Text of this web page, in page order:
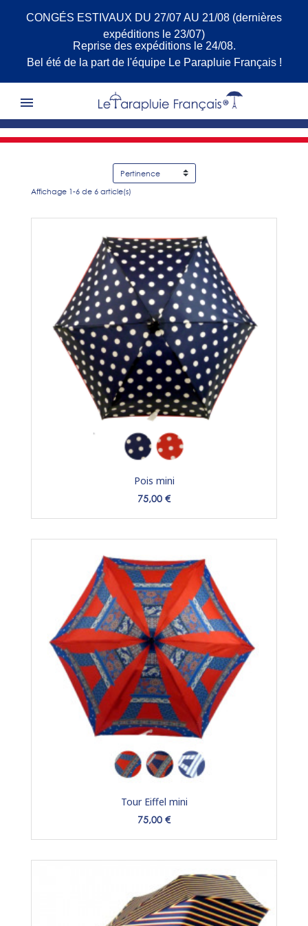
CONGÉS ESTIVAUX DU 27/07 AU 21/08 (dernières
expéditions le 23/07)
Reprise des expéditions le 24/08.
Bel été de la part de l'équipe Le Parapluie Français !

Affichage 1-6 de 6 article(s)
Pois mini
Prix
75,00 €
Tour Eiffel mini
Prix
75,00 €